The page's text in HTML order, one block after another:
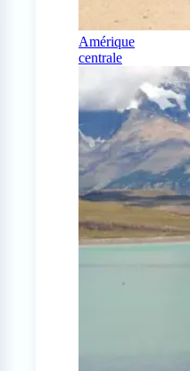
Amérique
centrale